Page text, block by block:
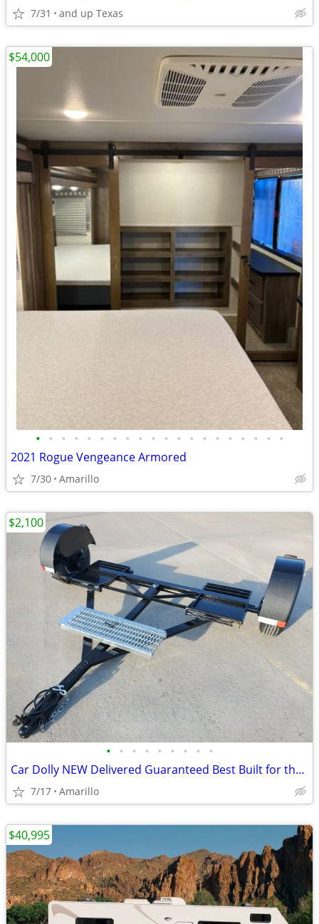
7/31 and up Texas
• • • • • • • • • • • • • • • • • • • •
2021 Rogue Vengeance Armored
7/30 Amarillo
$54,000
• • • • • • • • •
Car Dolly NEW Delivered Guaranteed Best Built for the Money in U.S.!
7/17 Amarillo
$2,100
$40,995